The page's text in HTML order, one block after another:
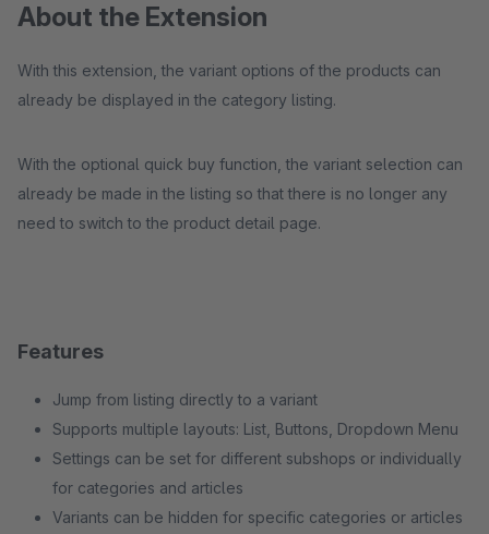
About the Extension
With this extension, the variant options of the products can
already be displayed in the category listing.
With the optional quick buy function, the variant selection can
already be made in the listing so that there is no longer any
need to switch to the product detail page.
Features
Jump from listing directly to a variant
Supports multiple layouts: List, Buttons, Dropdown Menu
Settings can be set for different subshops or individually
for categories and articles
Variants can be hidden for specific categories or articles